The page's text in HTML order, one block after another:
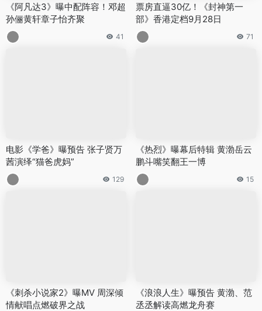
《阿凡达3》曝中配阵容！邓超
孙俪黄轩章子怡齐聚
41
票房直逼30亿！《封神第一
部》香港定档9月28日
71
电影《学爸》曝预告 张子贤万
茜演绎“猫爸虎妈”
129
《热烈》曝幕后特辑 黄渤岳云
鹏斗嘴笑翻王一博
15
《刺杀小说家2》曝MV 周深倾
情献唱点燃破界之战
《浪浪人生》曝预告 黄渤、范
丞丞解读高燃龙舟赛